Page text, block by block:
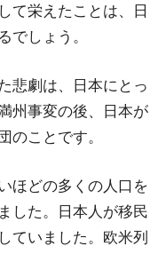
て栄えたことは、日
でしょう。
悲劇は、日本にとっ
州事変の後、日本が
のことです。
ほどの多くの人口を
した。日本人が移民
ていました。欧米列